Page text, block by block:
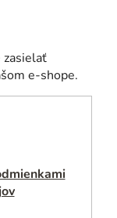
zasielať
e-shope.